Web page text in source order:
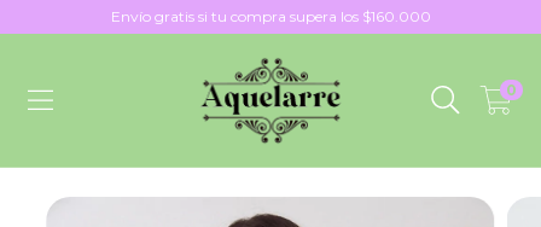
Envío gratis si tu compra supera los $160.000
0